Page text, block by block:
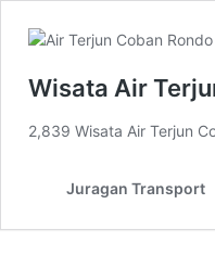
Wisata Air
2,839 Wisata Air Terjun
Juragan Transport